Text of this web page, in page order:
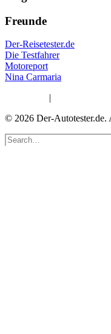
Freunde
Der-Reisetester.de
Die Testfahrer
Motoreport
Nina Carmaria
|
© 2026 Der-Autotester.de.